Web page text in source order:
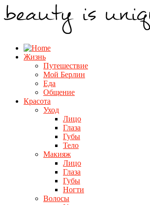
Жизнь
Путешествие
Мой Берлин
Еда
Общение
Красота
Уход
Лицо
Глаза
Губы
Тело
Макияж
Лицо
Глаза
Губы
Ногти
Волосы